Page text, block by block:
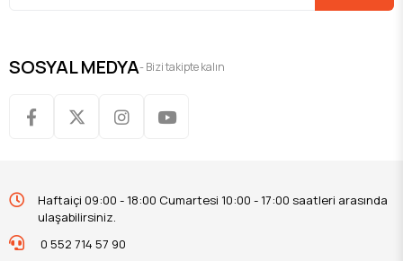
SOSYAL MEDYA- Bizi takipte kalın
Haftaiçi 09:00 - 18:00 Cumartesi 10:00 - 17:00 saatleri arasında
ulaşabilirsiniz.
0 552 714 57 90